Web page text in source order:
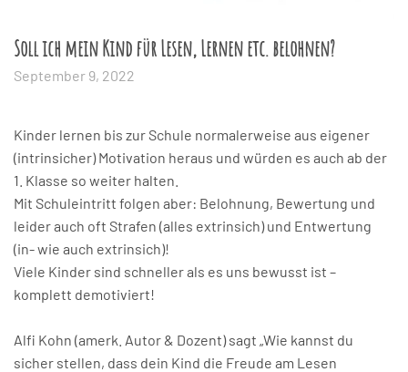
Soll ich mein Kind für Lesen, Lernen etc. belohnen?
September 9, 2022
Kinder lernen bis zur Schule normalerweise aus eigener
(intrinsicher) Motivation heraus und würden es auch ab der
1. Klasse so weiter halten.
Mit Schuleintritt folgen aber: Belohnung, Bewertung und
leider auch oft Strafen (alles extrinsich) und Entwertung
(in- wie auch extrinsich)!
Viele Kinder sind schneller als es uns bewusst ist –
komplett demotiviert!
Alfi Kohn (amerk. Autor & Dozent) sagt „Wie kannst du
sicher stellen, dass dein Kind die Freude am Lesen